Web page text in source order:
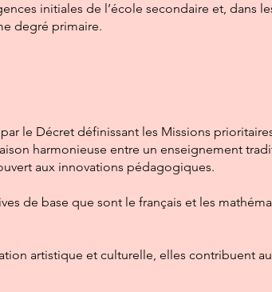
initiales de l’école secondaire et, dans
degré primaire.
le Décret définissant les Missions
harmonieuse entre un enseignement
aux innovations pédagogiques.
de base que sont le français et les
artistique et culturelle, elles contribuent